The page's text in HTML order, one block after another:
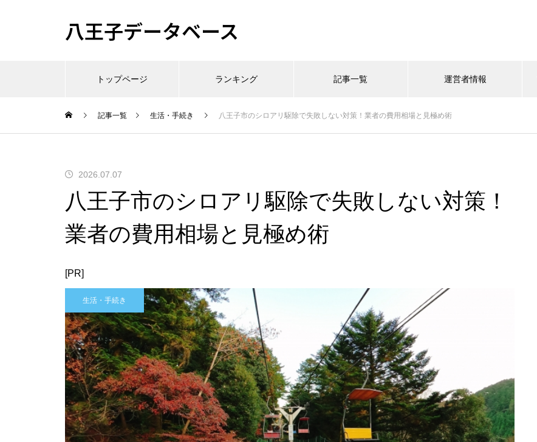
八王子データベース
トップページ ランキング 記事一覧 運営者情報
記事一覧 生活・手続き 八王子市のシロアリ駆除で失敗しない対策！業者の費用相場と見極め術
2026.07.07
八王子市のシロアリ駆除で失敗しない対策！
業者の費用相場と見極め術
[PR]
生活・手続き